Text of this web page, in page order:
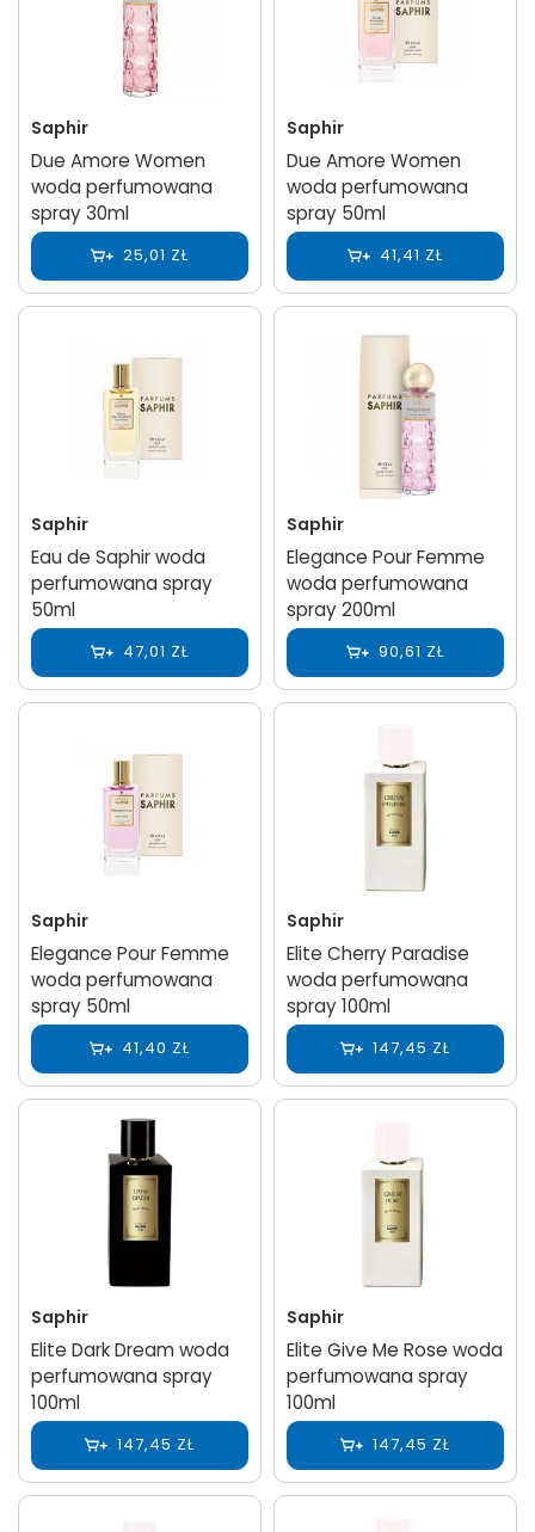
Saphir
Due Amore Women
woda perfumowana
spray 30ml
25,01 ZŁ
Saphir
Due Amore Women
woda perfumowana
spray 50ml
41,41 ZŁ
Saphir
Eau de Saphir woda
perfumowana spray
50ml
47,01 ZŁ
Saphir
Elegance Pour Femme
woda perfumowana
spray 200ml
90,61 ZŁ
Saphir
Elegance Pour Femme
woda perfumowana
spray 50ml
41,40 ZŁ
Saphir
Elite Cherry Paradise
woda perfumowana
spray 100ml
147,45 ZŁ
Saphir
Elite Dark Dream woda
perfumowana spray
100ml
147,45 ZŁ
Saphir
Elite Give Me Rose woda
perfumowana spray
100ml
147,45 ZŁ